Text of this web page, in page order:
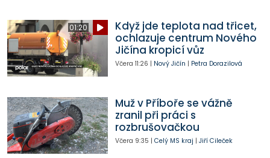
01:20
Když jde teplota nad třicet,
ochlazuje centrum Nového
Jičína kropicí vůz
Včera 11:26 | Nový Jičín | Petra Dorazilová
Muž v Příboře se vážně
zranil při práci s
rozbrušovačkou
Včera 9:35 | Celý MS kraj | Jiří Cileček